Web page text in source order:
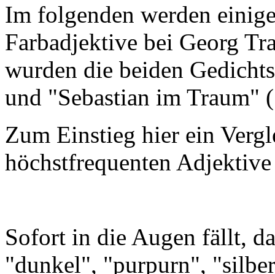
Im folgenden werden
Farbadjektive bei Georg
wurden die beiden
und "Sebastian im Traum"
Zum Einstieg hier ein
höchstfrequenten
Sofort in die Augen fällt,
"dunkel", "purpurn",